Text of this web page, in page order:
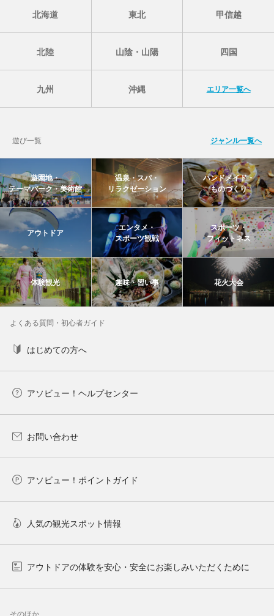
北海道 東北 甲信越
北陸 山陰・山陽 四国
九州 沖縄 エリア一覧へ
遊び一覧 ジャンル一覧へ
遊園地・
テーマパーク・美術館
温泉・スパ・
リラクゼーション
ハンドメイド・
ものづくり
アウトドア
エンタメ・
スポーツ観戦
スポーツ・
フィットネス
体験観光 趣味・習い事 花火大会
よくある質問・初心者ガイド
はじめての方へ
アソビュー！ヘルプセンター
お問い合わせ
アソビュー！ポイントガイド
人気の観光スポット情報
アウトドアの体験を安心・安全にお楽しみいただくために
そのほか